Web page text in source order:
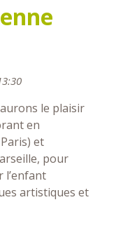
le plaisir
en
et
pour
artistiques et